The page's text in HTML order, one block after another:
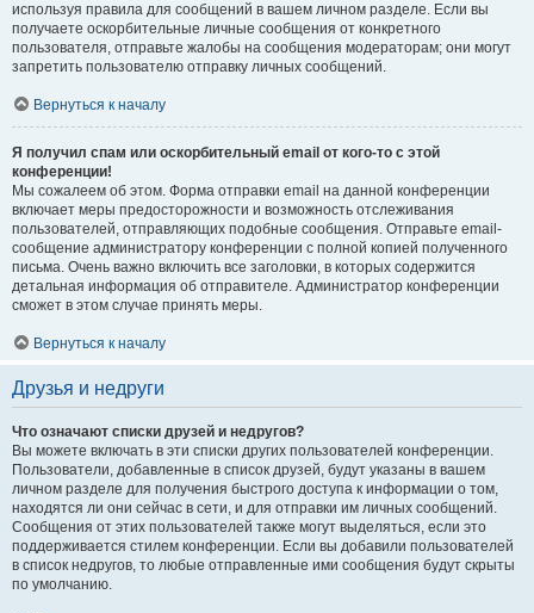
используя правила для сообщений в вашем личном разделе. Если вы
получаете оскорбительные личные сообщения от конкретного
пользователя, отправьте жалобы на сообщения модераторам; они могут
запретить пользователю отправку личных сообщений.
Вернуться к началу
Я получил спам или оскорбительный email от кого-то с этой
конференции!
Мы сожалеем об этом. Форма отправки email на данной конференции
включает меры предосторожности и возможность отслеживания
пользователей, отправляющих подобные сообщения. Отправьте email-
сообщение администратору конференции с полной копией полученного
письма. Очень важно включить все заголовки, в которых содержится
детальная информация об отправителе. Администратор конференции
сможет в этом случае принять меры.
Вернуться к началу
Друзья и недруги
Что означают списки друзей и недругов?
Вы можете включать в эти списки других пользователей конференции.
Пользователи, добавленные в список друзей, будут указаны в вашем
личном разделе для получения быстрого доступа к информации о том,
находятся ли они сейчас в сети, и для отправки им личных сообщений.
Сообщения от этих пользователей также могут выделяться, если это
поддерживается стилем конференции. Если вы добавили пользователей
в список недругов, то любые отправленные ими сообщения будут скрыты
по умолчанию.